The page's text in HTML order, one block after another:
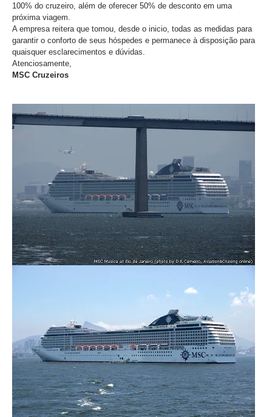
100% do cruzeiro, além de oferecer 50% de desconto em uma
próxima viagem.
A empresa reitera que tomou, desde o inicio, todas as medidas para
garantir o conforto de seus hóspedes e permanece à disposição para
quaisquer esclarecimentos e dúvidas.
Atenciosamente,
MSC Cruzeiros